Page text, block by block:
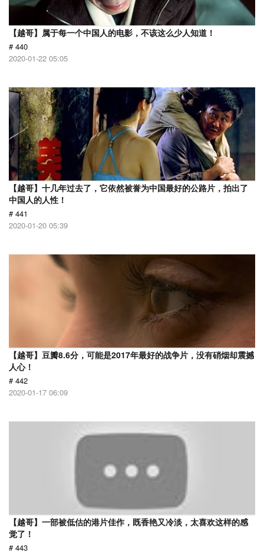
【越哥】属于每一个中国人的电影，不该这么少人知道！
# 440
2020-01-22 05:05
【越哥】十几年过去了，它依然被誉为中国最好的公路片，拍出了
中国人的人性！
# 441
2020-01-20 05:39
【越哥】豆瓣8.6分，可能是2017年最好的战争片，没有硝烟却震撼
人心！
# 442
2020-01-17 06:09
【越哥】一部被低估的港片佳作，既香艳又冷淡，太喜欢这样的感
觉了！
# 443